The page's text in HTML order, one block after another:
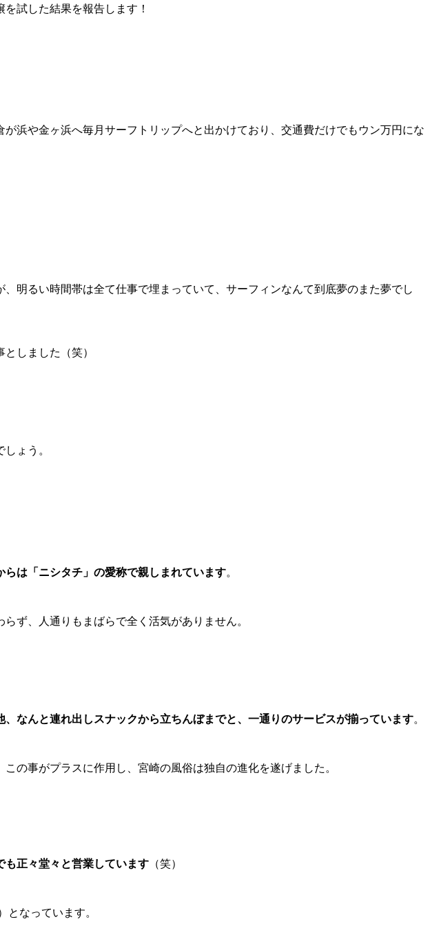
試した結果を報告します！
浜や金ヶ浜へ毎月サーフトリップへと出かけており、交通費だけでもウン万円にな
明るい時間帯は全て仕事で埋まっていて、サーフィンなんて到底夢のまた夢でし
しました（笑）
しょう。
らは「ニシタチ」の愛称で親しまれています。
ず、人通りもまばらで全く活気がありません。
なんと連れ出しスナックから立ちんぼまでと、一通りのサービスが揃っています。
の事がプラスに作用し、宮崎の風俗は独自の進化を遂げました。
も正々堂々と営業しています （笑）
となっています。